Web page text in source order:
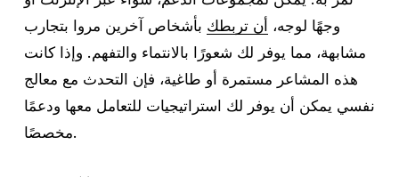
وجهًا لوجه، أن تربطك بأشخاص آخرين مروا بتجارب
مشابهة، مما يوفر لك شعورًا بالانتماء والتفهم. وإذا كانت
هذه المشاعر مستمرة أو طاغية، فإن التحدث مع معالج
نفسي يمكن أن يوفر لك استراتيجيات للتعامل معها ودعمًا
مخصصًا.